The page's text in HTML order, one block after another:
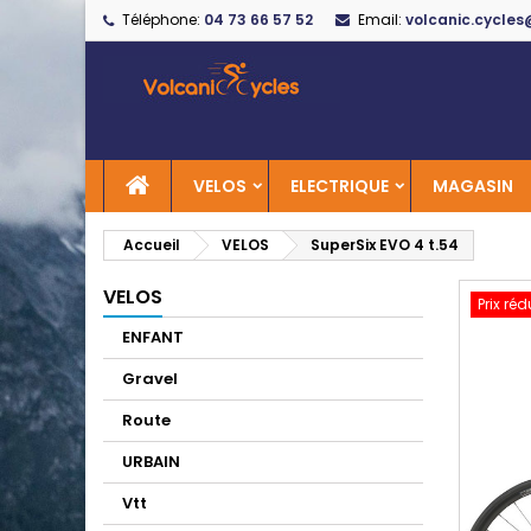
Téléphone: 04 73 66 57 52 Email:
VELOS ELECTRIQUE MAGASIN
Accueil VELOS SuperSix EVO 4 t.54
VELOS
ENFANT
Gravel
Route
URBAIN
Vtt
Prix